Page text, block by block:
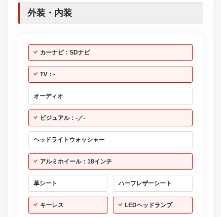
外装・内装
カーナビ：SDナビ
TV：-
オーディオ
ビジュアル：-／-
ヘッドライトウォッシャー
アルミホイール：18インチ
革シート ハーフレザーシート
キーレス LEDヘッドランプ